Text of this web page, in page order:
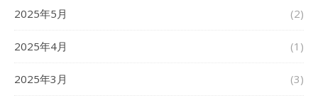
2025年5月 (2)
2025年4月 (1)
2025年3月 (3)